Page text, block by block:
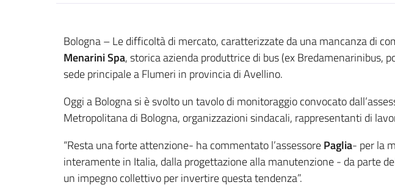
Contenuto
Bologna – Le difficoltà di mercato, caratterizzate da una mancanza di
Menarini Spa, storica azienda produttrice di bus (ex Bredamenarinibus,
sede principale a Flumeri in provincia di Avellino.
Oggi a Bologna si è svolto un tavolo di monitoraggio convocato
Metropolitana di Bologna, organizzazioni sindacali, rappresentanti di
“Resta una forte attenzione- ha commentato l’assessorePaglia- per la
interamente in Italia, dalla progettazione alla manutenzione - da parte
un impegno collettivo per invertire questa tendenza”.